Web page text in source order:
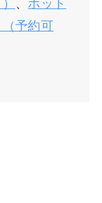
、 ホット
（予約可